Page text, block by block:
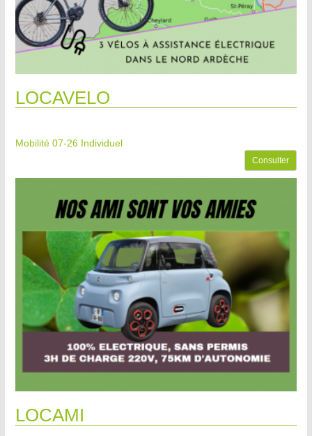
LOCAVELO
Mobilité 07-26 Individuel
Consulter
LOCAMI